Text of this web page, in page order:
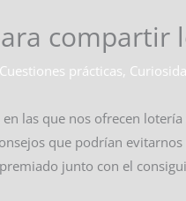
compartir
Cuestiones prácticas,
en las que nos ofrecen
que podrían
junto con el